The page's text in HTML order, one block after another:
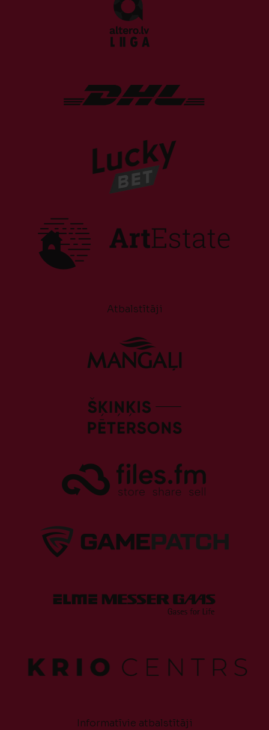
Atbalstītāji
Informatīvie atbalstītāji